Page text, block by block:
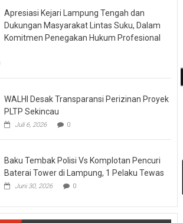
Apresiasi Kejari Lampung Tengah dan
Dukungan Masyarakat Lintas Suku, Dalam
Komitmen Penegakan Hukum Profesional
WALHI Desak Transparansi Perizinan Proyek
PLTP Sekincau
Juli 6, 2026 0
Baku Tembak Polisi Vs Komplotan Pencuri
Baterai Tower di Lampung, 1 Pelaku Tewas
Juni 30, 2026 0